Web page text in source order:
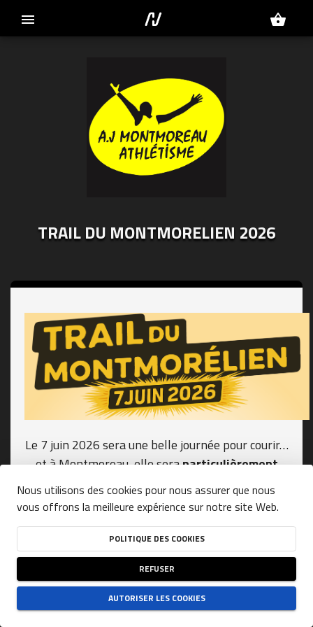
menu shopping_basket
TRAIL DU MONTMORELIEN 2026
Le 7 juin 2026 sera une belle journée pour courir…
et à Montmoreau, elle seraparticulièrement
Cette année nous fêtons la10ᵉ édition du Trail
de Montmoreau!
Depuis 10 ans, nous vous proposons :
✔ des parcours exigeants
✔ des paysages variés
Nous utilisons des cookies pour nous assurer que nous
vous offrons la meilleure expérience sur notre site Web.
POLITIQUE DES COOKIES
REFUSER
AUTORISER LES COOKIES